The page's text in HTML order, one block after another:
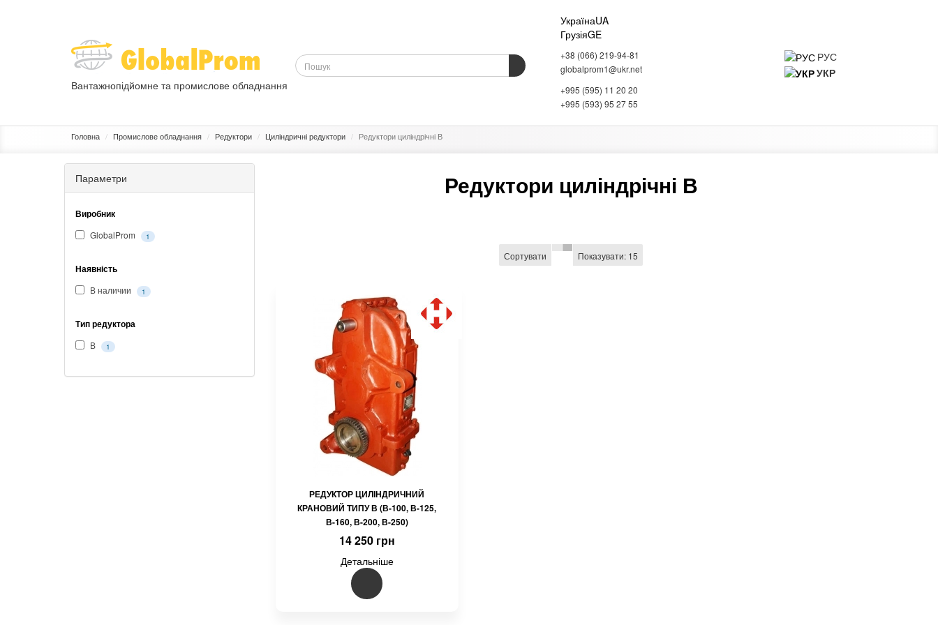
Вантажнопідйомне та промислове обладнання
УкраїнаUA
ГрузіяGE
+38 (066) 219-94-81
globalprom1@ukr.net
+995 (595) 11 20 20
+995 (593) 95 27 55
РУС
УКР
ІНФОРМАЦІЯ ПРО КОМПАНІЮ
Головна Промислове обладнання Редуктори Циліндричні редуктори Редуктори циліндрічні В
Параметри
Виробник
GlobalProm 1
Наявність
В наличии 1
Тип редуктора
В 1
Редуктори циліндрічні В
Сортувати Показувати: 15
РЕДУКТОР ЦИЛІНДРИЧНИЙ
КРАНОВИЙ ТИПУ В (В-100, В-125,
В-160, В-200, В-250)
14 250 грн
Детальніше